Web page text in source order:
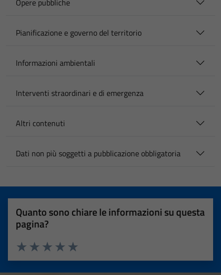
Opere pubbliche
Pianificazione e governo del territorio
Informazioni ambientali
Interventi straordinari e di emergenza
Altri contenuti
Dati non più soggetti a pubblicazione obbligatoria
Quanto sono chiare le informazioni su questa
pagina?
Valuta 5 stelle su 5
Valuta 4 stelle su 5
Valuta 3 stelle su 5
Valuta 2 stelle su 5
Valuta 1 stelle su 5